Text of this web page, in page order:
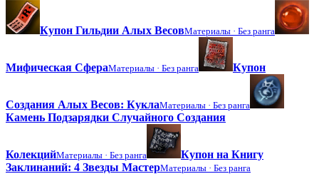
Купон Гильдии Алых ВесовМатериалы · Без ранга
Мифическая СфераМатериалы · Без ранга Купон
Создания Алых Весов: КуклаМатериалы · Без ранга
Камень Подзарядки Случайного Создания
КолекцийМатериалы · Без ранга
Купон на Книгу
Заклинаний: 4 Звезды МастерМатериалы · Без ранга